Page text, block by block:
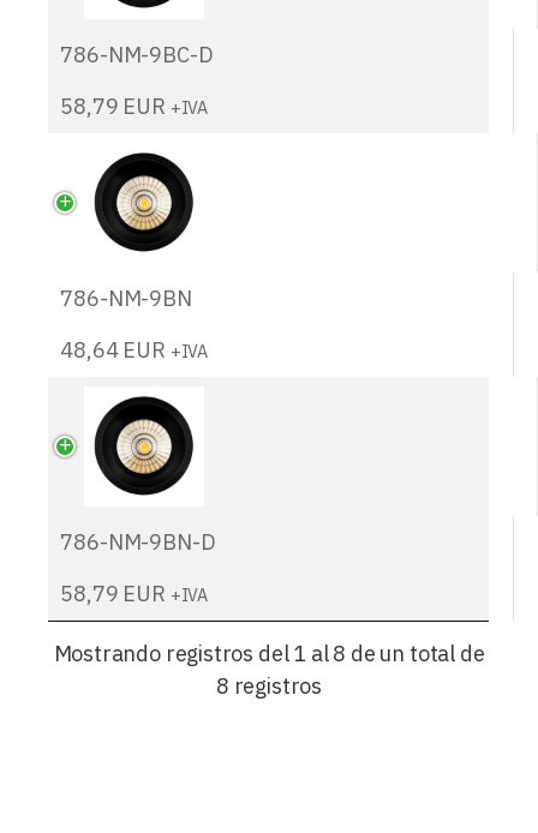
786-NM-9BC-D
58,79 EUR +IVA
786-NM-9BN
48,64 EUR +IVA
786-NM-9BN-D
58,79 EUR +IVA
Mostrando registros del 1 al 8 de un total de
8 registros